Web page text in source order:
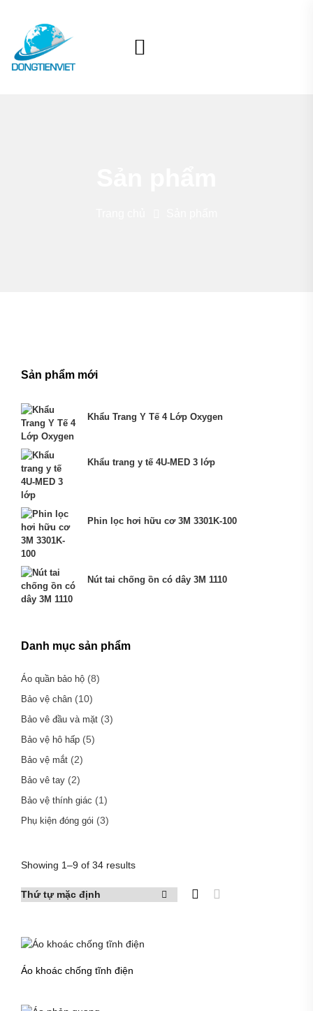
Sản phẩm mới
Khẩu Trang Y Tế 4 Lớp Oxygen
Khẩu trang y tế 4U-MED 3 lớp
Phin lọc hơi hữu cơ 3M 3301K-100
Nút tai chống ồn có dây 3M 1110
Danh mục sản phẩm
Áo quần bảo hộ (8)
Bảo vệ chân (10)
Bảo vê đầu và mặt (3)
Bảo vệ hô hấp (5)
Bảo vệ mắt (2)
Bảo vê tay (2)
Bảo vệ thính giác (1)
Phụ kiện đóng gói (3)
Showing 1–9 of 34 results
Áo khoác chống tĩnh điện